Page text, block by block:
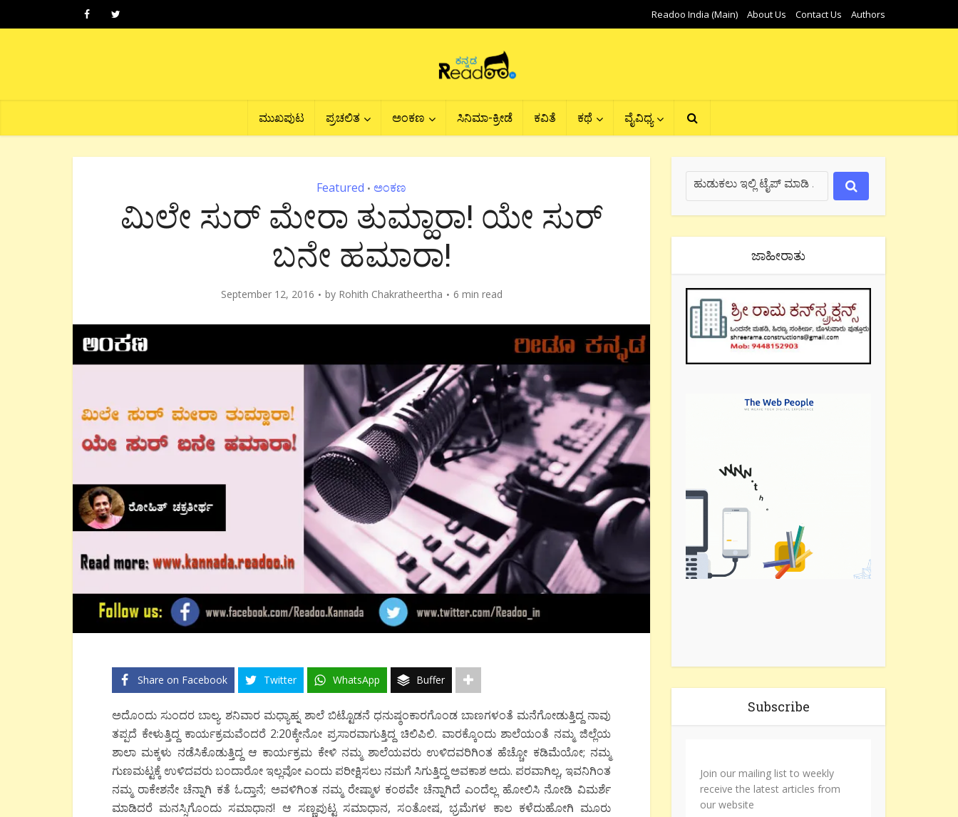
Readoo India (Main) About Us Contact Us Authors
ಮುಖಪುಟ ಪ್ರಚಲಿತ ಅಂಕಣ ಸಿನಿಮಾ-ಕ್ರೀಡೆ ಕವಿತೆ ಕಥೆ ವೈವಿಧ್ಯ
Featured • ಅಂಕಣ
ಮಿಲೇ ಸುರ್ ಮೇರಾ ತುಮ್ಹಾರಾ! ಯೇ ಸುರ್
ಬನೇ ಹಮಾರಾ!
September 12, 2016 by Rohith Chakratheertha 6 min read
Share on Facebook Twitter WhatsApp Buffer
ಅದೊಂದು ಸುಂದರ ಬಾಲ್ಯ. ಶನಿವಾರ ಮಧ್ಯಾಹ್ನ ಶಾಲೆ ಬಿಟ್ಟೊಡನೆ ಧನುಷ್ಠಂಕಾರಗೊಂಡ ಬಾಣಗಳಂತೆ ಮನೆಗೋಡುತ್ತಿದ್ದ ನಾವು
ತಪ್ಪದೆ ಕೇಳುತ್ತಿದ್ದ ಕಾರ್ಯಕ್ರಮವೆಂದರೆ 2:20ಕ್ಕೇನೋ ಪ್ರಸಾರವಾಗುತ್ತಿದ್ದ ಚಿಲಿಪಿಲಿ. ವಾರಕ್ಕೊಂದು ಶಾಲೆಯಂತೆ ನಮ್ಮ ಜಿಲ್ಲೆಯ
ಶಾಲಾ ಮಕ್ಕಳು ನಡೆಸಿಕೊಡುತ್ತಿದ್ದ ಆ ಕಾರ್ಯಕ್ರಮ ಕೇಳಿ ನಮ್ಮ ಶಾಲೆಯವರು ಉಳಿದವರಿಗಿಂತ ಹೆಚ್ಚೋ ಕಡಿಮೆಯೋ; ನಮ್ಮ
ಗುಣಮಟ್ಟಕ್ಕೆ ಉಳಿದವರು ಬಂದಾರೋ ಇಲ್ಲವೋ ಎಂದು ಪರೀಕ್ಷಿಸಲು ನಮಗೆ ಸಿಗುತ್ತಿದ್ದ ಅವಕಾಶ ಅದು. ಪರವಾಗಿಲ್ಲ, ಇವನಿಗಿಂತ
ನಮ್ಮ ರಾಕೇಶನೇ ಚೆನ್ನಾಗಿ ಕತೆ ಓದ್ತಾನೆ; ಅವಳಿಗಿಂತ ನಮ್ಮ ರೇಷ್ಮಾಳ ಕಂಠವೇ ಚೆನ್ನಾಗಿದೆ ಎಂದೆಲ್ಲ ಹೋಲಿಸಿ ನೋಡಿ ವಿಮರ್ಶೆ
ಮಾಡಿದರೆ ಮನಸ್ಸಿಗೊಂದು ಸಮಾಧಾನ! ಆ ಸಣ್ಣಪುಟ್ಟ ಸಮಾಧಾನ, ಸಂತೋಷ, ಭ್ರಮೆಗಳ ಕಾಲ ಕಳೆದುಹೋಗಿ ಮೂರು
ಜಾಹೀರಾತು
Subscribe
Join our mailing list to weekly
receive the latest articles from
our website